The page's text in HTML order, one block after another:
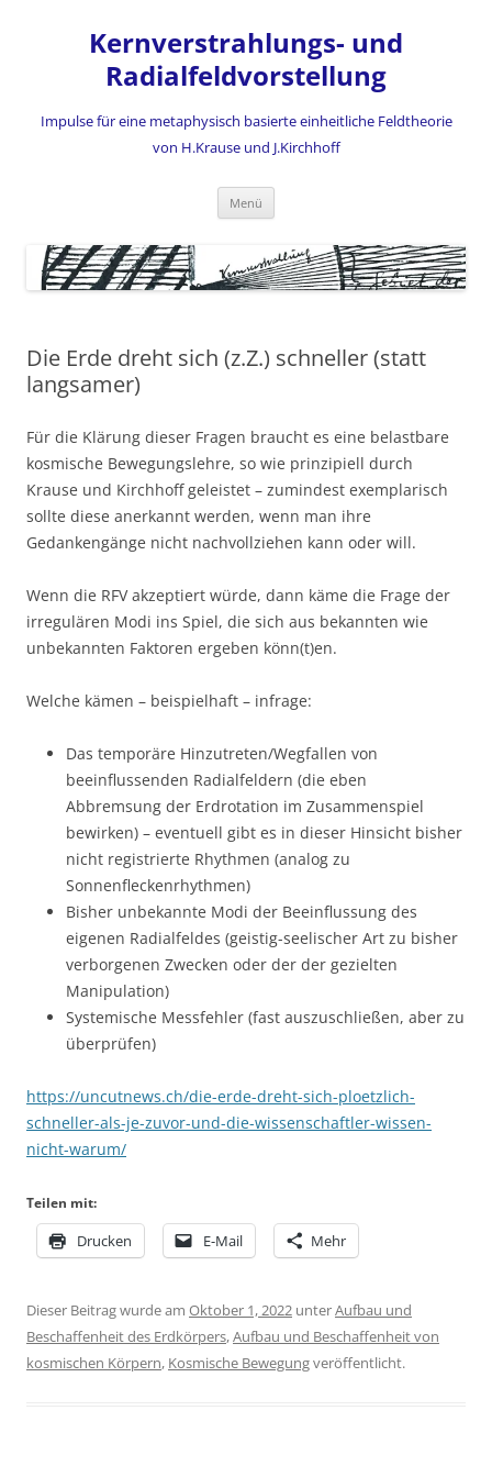
Kernverstrahlungs- und
Radialfeldvorstellung
Impulse für eine metaphysisch basierte einheitliche Feldtheorie
von H.Krause und J.Kirchhoff
Menü
Die Erde dreht sich (z.Z.) schneller (statt
langsamer)
Für die Klärung dieser Fragen braucht es eine belastbare
kosmische Bewegungslehre, so wie prinzipiell durch
Krause und Kirchhoff geleistet – zumindest exemplarisch
sollte diese anerkannt werden, wenn man ihre
Gedankengänge nicht nachvollziehen kann oder will.
Wenn die RFV akzeptiert würde, dann käme die Frage der
irregulären Modi ins Spiel, die sich aus bekannten wie
unbekannten Faktoren ergeben könn(t)en.
Welche kämen – beispielhaft – infrage:
Das temporäre Hinzutreten/Wegfallen von
beeinflussenden Radialfeldern (die eben
Abbremsung der Erdrotation im Zusammenspiel
bewirken) – eventuell gibt es in dieser Hinsicht bisher
nicht registrierte Rhythmen (analog zu
Sonnenfleckenrhythmen)
Bisher unbekannte Modi der Beeinflussung des
eigenen Radialfeldes (geistig-seelischer Art zu bisher
verborgenen Zwecken oder der der gezielten
Manipulation)
Systemische Messfehler (fast auszuschließen, aber zu
überprüfen)
https://uncutnews.ch/die-erde-dreht-sich-ploetzlich-
schneller-als-je-zuvor-und-die-wissenschaftler-wissen-
nicht-warum/
Teilen mit:
Drucken E-Mail Mehr
Dieser Beitrag wurde am Oktober 1, 2022 unterAufbau und
Beschaffenheit des Erdkörpers,Aufbau und Beschaffenheit von
kosmischen Körpern, Kosmische Bewegungveröffentlicht.